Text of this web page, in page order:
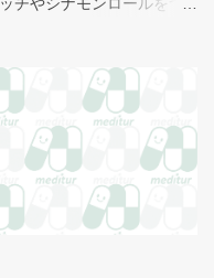
んできたのは、こいつの
ール 556kcal 出所：
food.pdf 調べてビ
のカロリーだ。 この
ーバックス以上に良く行く
マクドナルドは食事目的
）を次のマクドナ